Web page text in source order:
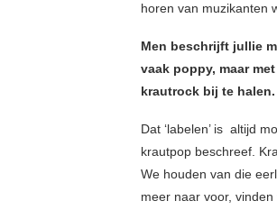
horen van muzikanten
Men beschrijft jullie
vaak poppy, maar
krautrock bij te
Dat ‘labelen’ is altijd
krautpop beschreef.
We houden van die
meer naar voor, vinden